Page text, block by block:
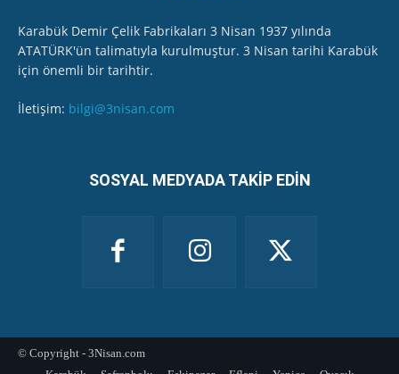
Karabük Demir Çelik Fabrikaları 3 Nisan 1937 yılında
ATATÜRK'ün talimatıyla kurulmuştur. 3 Nisan tarihi Karabük
için önemli bir tarihtir.
İletişim: bilgi@3nisan.com
SOSYAL MEDYADA TAKİP EDİN
© Copyright - 3Nisan.com